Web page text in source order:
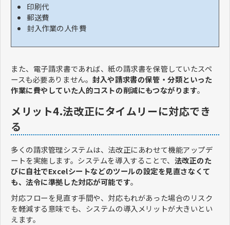
印刷代
郵送費
封入作業の人件費
また、電子請求書であれば、紙の請求書を保管していたスペ
ースも必要ありません。封入や請求書の保管・分類といった
作業に費やしていた人的コストの削減にもつながります。
メリット4.法改正にタイムリーに対応でき
る
多くの請求管理システムは、法改正にあわせて機能アップデ
ートを実施します。システムを導入することで、 法改正のた
びに自社でExcelシートなどのツールの設定を見直さなくて
も、法令に準拠した対応が可能です。
対応フローを見直す手間や、対応もれがあった場合のリスク
を軽減する意味でも、システムの導入メリットが大きいとい
えます。